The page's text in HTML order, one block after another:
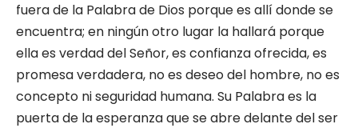
fuera de la Palabra de Dios porque es allí donde se
encuentra; en ningún otro lugar la hallará porque
ella es verdad del Señor, es confianza ofrecida, es
promesa verdadera, no es deseo del hombre, no es
concepto ni seguridad humana. Su Palabra es la
puerta de la esperanza que se abre delante del ser